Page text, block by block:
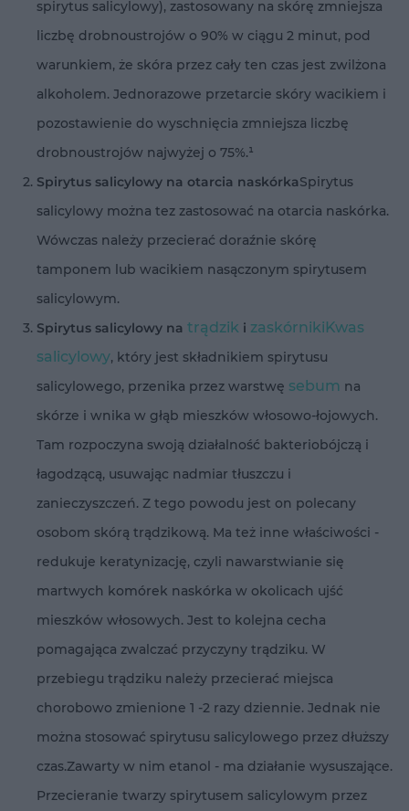
spirytus salicylowy), zastosowany na skórę zmniejsza
liczbę drobnoustrojów o 90% w ciągu 2 minut, pod
warunkiem, że skóra przez cały ten czas jest zwilżona
alkoholem. Jednorazowe przetarcie skóry wacikiem i
pozostawienie do wyschnięcia zmniejsza liczbę
drobnoustrojów najwyżej o 75%.¹
Spirytus salicylowy na otarcia naskórkaSpirytus
salicylowy można tez zastosować na otarcia naskórka.
Wówczas należy przecierać doraźnie skórę
tamponem lub wacikiem nasączonym spirytusem
salicylowym.
Spirytus salicylowy na trądzik i zaskórnikiKwas
salicylowy, który jest składnikiem spirytusu
salicylowego, przenika przez warstwę sebum na
skórze i wnika w głąb mieszków włosowo-łojowych.
Tam rozpoczyna swoją działalność bakteriobójczą i
łagodzącą, usuwając nadmiar tłuszczu i
zanieczyszczeń. Z tego powodu jest on polecany
osobom skórą trądzikową. Ma też inne właściwości -
redukuje keratynizację, czyli nawarstwianie się
martwych komórek naskórka w okolicach ujść
mieszków włosowych. Jest to kolejna cecha
pomagająca zwalczać przyczyny trądziku. W
przebiegu trądziku należy przecierać miejsca
chorobowo zmienione 1 -2 razy dziennie. Jednak nie
można stosować spirytusu salicylowego przez dłuższy
czas.Zawarty w nim etanol - ma działanie wysuszające.
Przecieranie twarzy spirytusem salicylowym przez